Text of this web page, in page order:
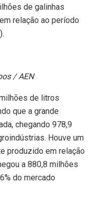
de galinhas
relação ao período
/ AEN
de litros
que a grande
chegando 978,9
Houve um
produzido em relação
a 880,8 milhões
do mercado